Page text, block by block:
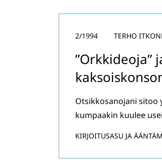
”Orkkideoja”
2/1994 TERHO
Otsikkosanojani sitoo
kumpaakin kuulee
KIRJOITUSASU JA